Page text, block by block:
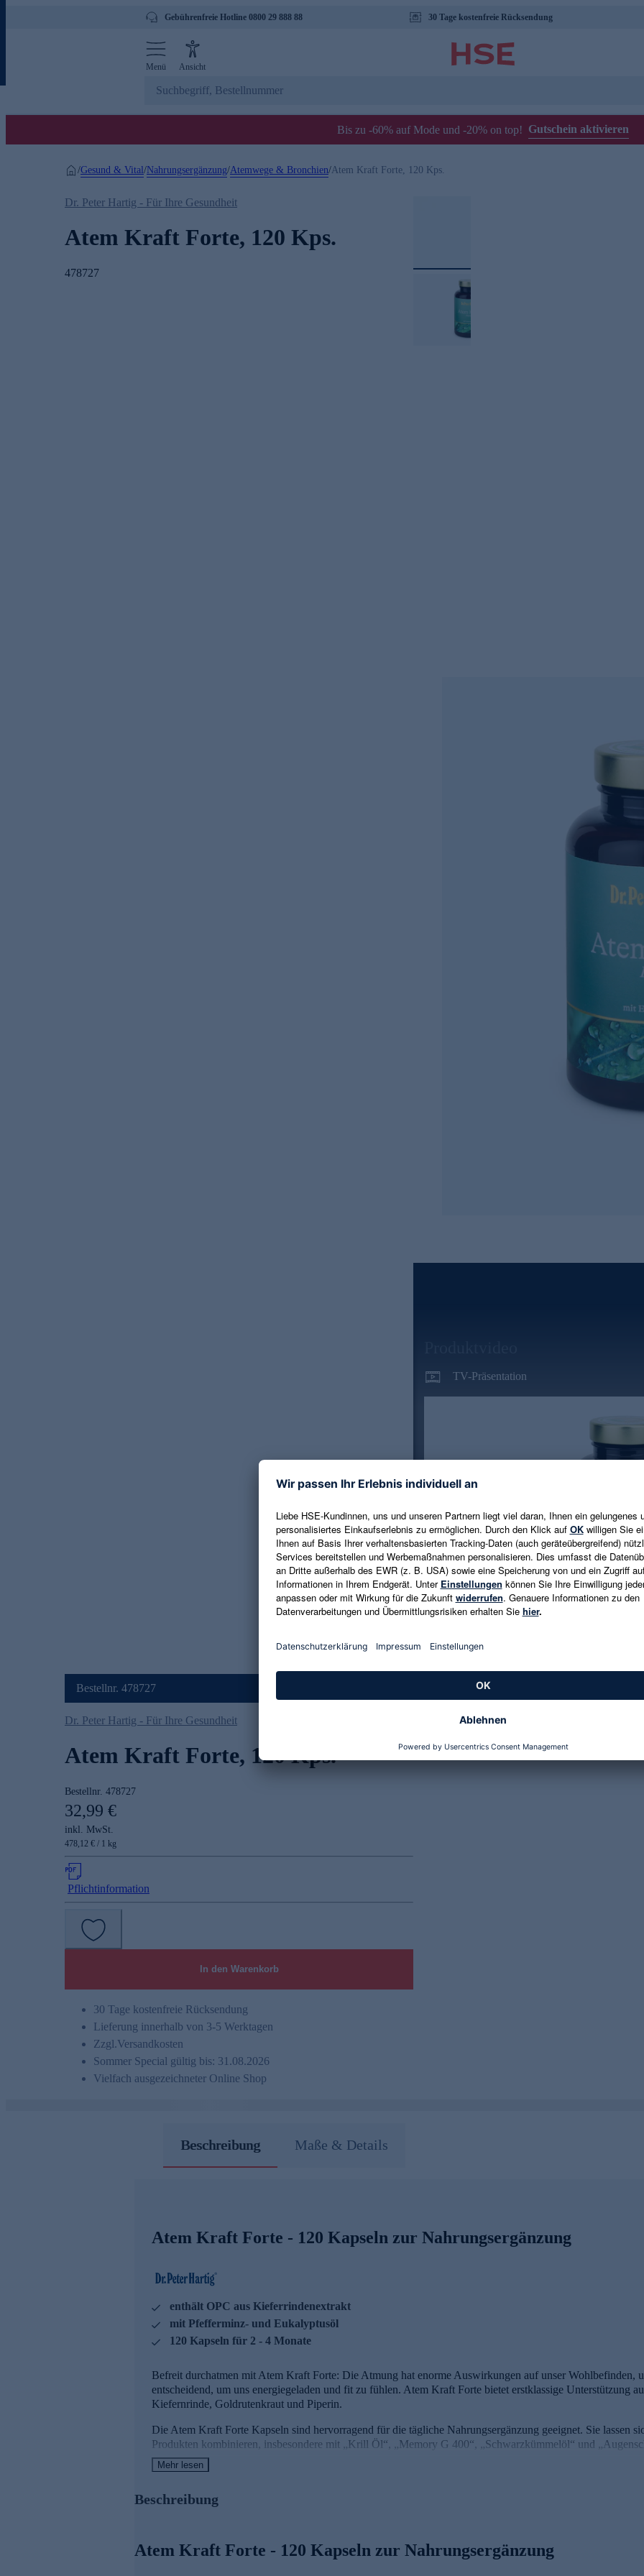
Gebührenfreie Hotline 0800 29 888 88 30 Tage kostenfreie Rücksendung
Menü Ansicht
Bis zu -60% auf Mode und -20% on top! Gutschein aktivieren
/Gesund & Vital/Nahrungsergänzung/Atemwege & Bronchien/Atem Kraft Forte, 120 Kps.
Dr. Peter Hartig - Für Ihre Gesundheit
Atem Kraft Forte, 120 Kps.
478727
TV-Präsentation
Bestellnr. 478727
Dr. Peter Hartig - Für Ihre Gesundheit
Atem Kraft Forte, 120 Kps.
Bestellnr. 478727
32,99 €
inkl. MwSt.
478,12 € / 1 kg
Pflichtinformation
In den Warenkorb
30 Tage kostenfreie Rücksendung
Lieferung innerhalb von 3-5 Werktagen
Zzgl.Versandkosten
Sommer Special gültig bis: 31.08.2026
Vielfach ausgezeichneter Online Shop
Beschreibung Maße & Details
Atem Kraft Forte - 120 Kapseln zur Nahrungsergänzung
enthält OPC aus Kieferrindenextrakt
mit Pfefferminz- und Eukalyptusöl
120 Kapseln für 2 - 4 Monate
Befreit durchatmen mit Atem Kraft Forte: Die Atmung hat enorme Auswirkungen auf unser Wohlbefinden,
entscheidend, um uns energiegeladen und fit zu fühlen. Atem Kraft Forte bietet erstklassige Unterstützung
Kiefernrinde, Goldrutenkraut und Piperin.
Die Atem Kraft Forte Kapseln sind hervorragend für die tägliche Nahrungsergänzung geeignet. Sie lassen
Produkten kombinieren, insbesondere mit „Krill Öl“, „Memory G 400“, „Schwarzkümmelöl“ und
Ihre Vorteile in der Übersicht
enthält Kieferrinden-Extrakt mit OPC (Oligomere Procyanidine)
jetzt mit pflanzlicher Kapselhülle
Mehr lesen
Beschreibung
Atem Kraft Forte - 120 Kapseln zur Nahrungsergänzung